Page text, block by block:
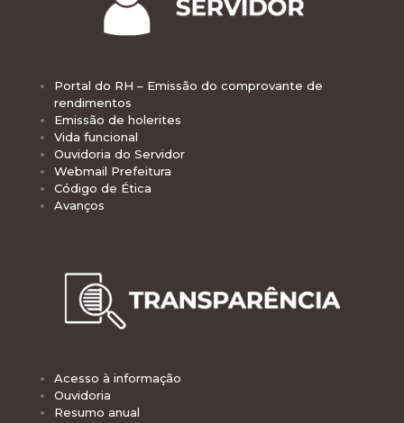
Portal do RH – Emissão do comprovante de
rendimentos
Emissão de holerites
Vida funcional
Ouvidoria do Servidor
Webmail Prefeitura
Código de Ética
Avanços
Acesso à informação
Ouvidoria
Resumo anual